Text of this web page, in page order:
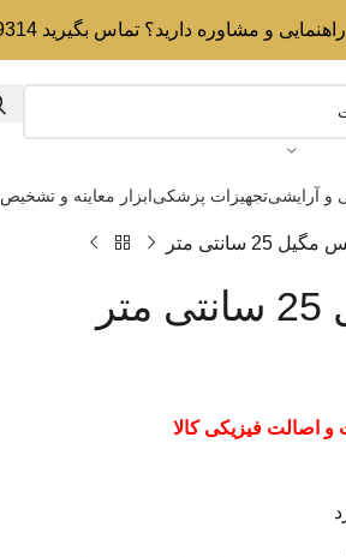
و مشاوره دارید؟ تماس بگیرید 09300939314
و آرایشیتجهیزات پزشکیابزار معاینه و تشخیص
25 سانتی متر
و اصالت فیزیکی کالا